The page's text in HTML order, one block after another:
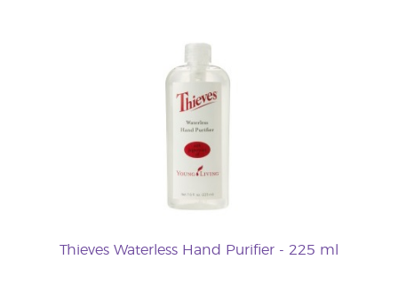
Thieves Waterless Hand Purifier - 225 ml